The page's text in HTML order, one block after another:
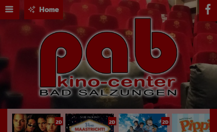
Home
2D 2D 2D